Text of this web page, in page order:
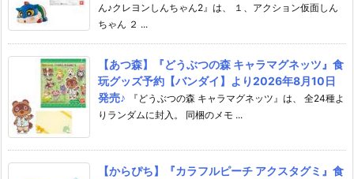
ん♪クレヨンしんちゃん2』は、 １、アクション仮面しん
ちゃん ２ ...
【あつ森】『どうぶつの森 キャラマグネッツ』食
玩グッズ予約【バンダイ】より2026年8月10日
発売♪
『どうぶつの森 キャラマグネッツ』は、 全24種よ
りランダムに封入。 同梱のメモ ...
【からぴち】『カラフルピーチ アクスタグミ』食